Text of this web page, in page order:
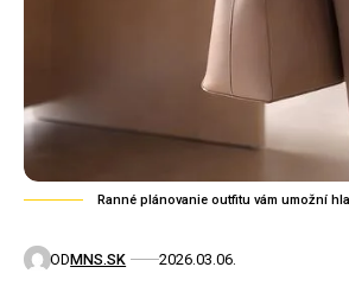
Ranné plánovanie outfitu vám umožní
ODMNS.SK 2026.03.06.